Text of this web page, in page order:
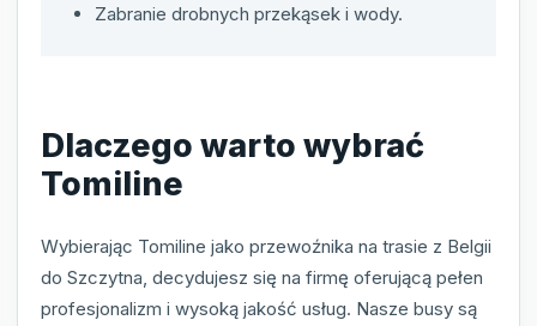
Zabranie drobnych przekąsek i wody.
Dlaczego warto wybrać
Tomiline
Wybierając Tomiline jako przewoźnika na trasie z Belgii
do Szczytna, decydujesz się na firmę oferującą pełen
profesjonalizm i wysoką jakość usług. Nasze busy są